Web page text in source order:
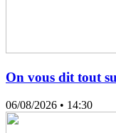
On vous dit tout
06/08/2026 • 14:30